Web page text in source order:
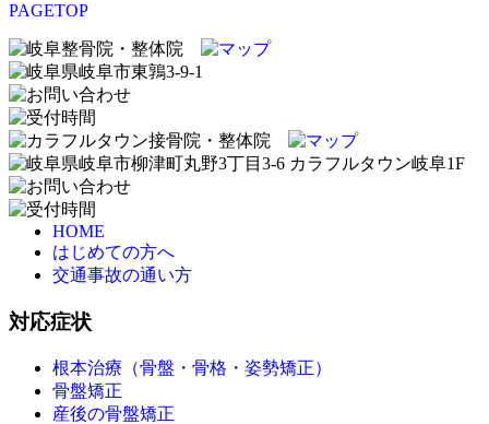
PAGETOP
HOME
はじめての方へ
交通事故の通い方
対応症状
根本治療（骨盤・骨格・姿勢矯正）
骨盤矯正
産後の骨盤矯正